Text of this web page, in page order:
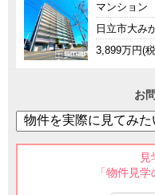
マンション
日立市大み
3,899万円(
お
見
「物件見